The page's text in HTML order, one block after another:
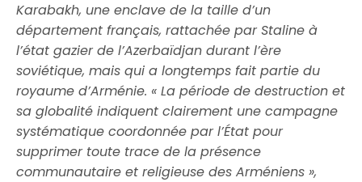
Karabakh, une enclave de la taille d’un
département français, rattachée par Staline à
l’état gazier de l’Azerbaïdjan durant l’ère
soviétique, mais qui a longtemps fait partie du
royaume d’Arménie. « La période de destruction et
sa globalité indiquent clairement une campagne
systématique coordonnée par l’État pour
supprimer toute trace de la présence
communautaire et religieuse des Arméniens »,